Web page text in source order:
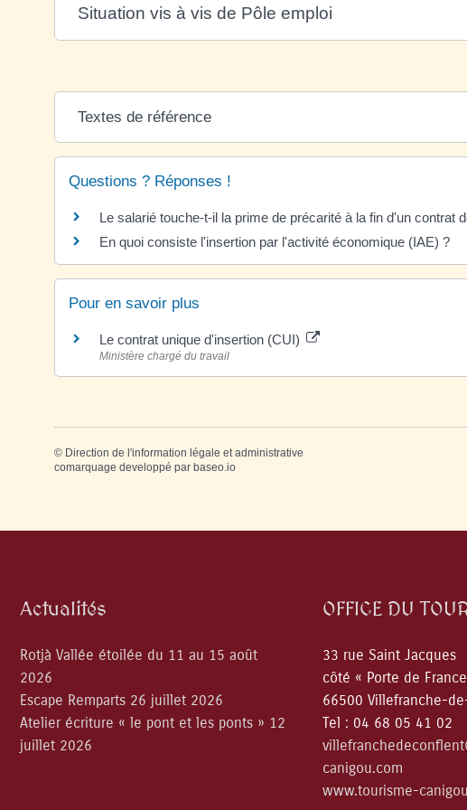
Situation vis à vis de Pôle emploi
Textes de référence
Questions ? Réponses !
Le salarié touche-t-il la prime de précarité à la fin d'un contrat
En quoi consiste l'insertion par l'activité économique (IAE) ?
Pour en savoir plus
Le contrat unique d'insertion (CUI)
Ministère chargé du travail
© Direction de l'information légale et administrative
comarquage developpé par baseo.io
Actualités
Rotjà Vallée étoilée du 11 au 15 août
2026
Escape Remparts 26 juillet 2026
Atelier écriture « le pont et les ponts » 12
juillet 2026
OFFICE DU
33 rue Saint Jacques
côté « Porte de
66500 Villefranche-
Tel : 04 68 05 41 02
canigou.com
www.tourisme-